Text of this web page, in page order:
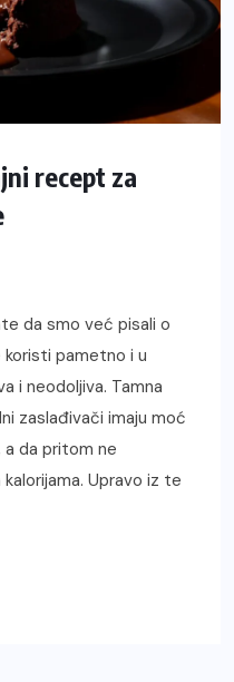
recept za
da smo već pisali o
koristi pametno i u
i neodoljiva. Tamna
zaslađivači imaju moć
a da pritom ne
Upravo iz te